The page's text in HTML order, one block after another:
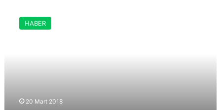
verilerinin
usulsüzHABER
20 Mart 2018